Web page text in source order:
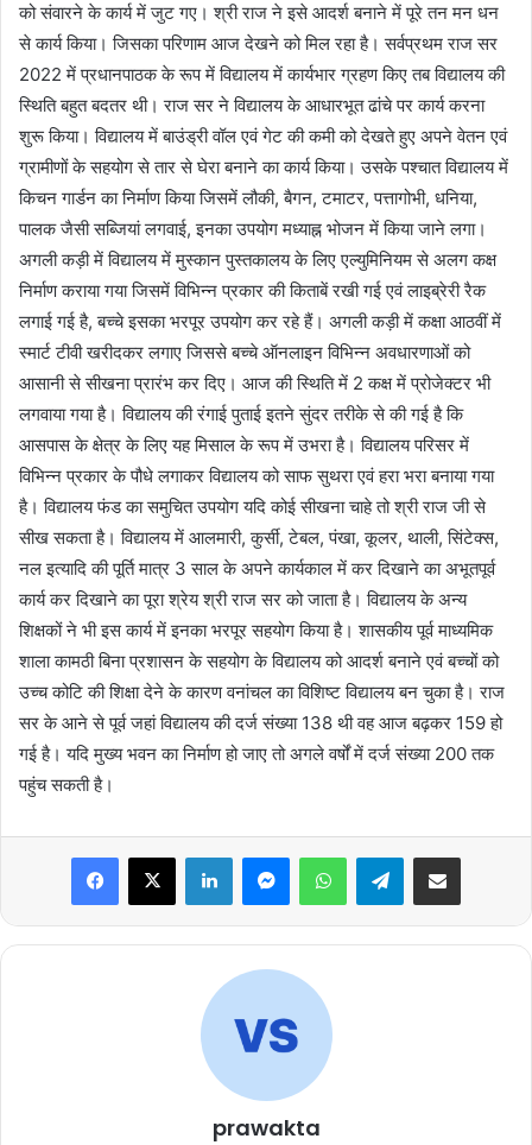
को संवारने के कार्य में जुट गए। श्री राज ने इसे आदर्श बनाने में पूरे तन मन धन
से कार्य किया। जिसका परिणाम आज देखने को मिल रहा है। सर्वप्रथम राज सर
2022 में प्रधानपाठक के रूप में विद्यालय में कार्यभार ग्रहण किए तब विद्यालय की
स्थिति बहुत बदतर थी। राज सर ने विद्यालय के आधारभूत ढांचे पर कार्य करना
शुरू किया। विद्यालय में बाउंड्री वॉल एवं गेट की कमी को देखते हुए अपने वेतन एवं
ग्रामीणों के सहयोग से तार से घेरा बनाने का कार्य किया। उसके पश्चात विद्यालय में
किचन गार्डन का निर्माण किया जिसमें लौकी, बैगन, टमाटर, पत्तागोभी, धनिया,
पालक जैसी सब्जियां लगवाई, इनका उपयोग मध्याह्न भोजन में किया जाने लगा।
अगली कड़ी में विद्यालय में मुस्कान पुस्तकालय के लिए एल्युमिनियम से अलग कक्ष
निर्माण कराया गया जिसमें विभिन्न प्रकार की किताबें रखी गई एवं लाइब्रेरी रैक
लगाई गई है, बच्चे इसका भरपूर उपयोग कर रहे हैं। अगली कड़ी में कक्षा आठवीं में
स्मार्ट टीवी खरीदकर लगाए जिससे बच्चे ऑनलाइन विभिन्न अवधारणाओं को
आसानी से सीखना प्रारंभ कर दिए। आज की स्थिति में 2 कक्ष में प्रोजेक्टर भी
लगवाया गया है। विद्यालय की रंगाई पुताई इतने सुंदर तरीके से की गई है कि
आसपास के क्षेत्र के लिए यह मिसाल के रूप में उभरा है। विद्यालय परिसर में
विभिन्न प्रकार के पौधे लगाकर विद्यालय को साफ सुथरा एवं हरा भरा बनाया गया
है। विद्यालय फंड का समुचित उपयोग यदि कोई सीखना चाहे तो श्री राज जी से
सीख सकता है। विद्यालय में आलमारी, कुर्सी, टेबल, पंखा, कूलर, थाली, सिंटेक्स,
नल इत्यादि की पूर्ति मात्र 3 साल के अपने कार्यकाल में कर दिखाने का अभूतपूर्व
कार्य कर दिखाने का पूरा श्रेय श्री राज सर को जाता है। विद्यालय के अन्य
शिक्षकों ने भी इस कार्य में इनका भरपूर सहयोग किया है। शासकीय पूर्व माध्यमिक
शाला कामठी बिना प्रशासन के सहयोग के विद्यालय को आदर्श बनाने एवं बच्चों को
उच्च कोटि की शिक्षा देने के कारण वनांचल का विशिष्ट विद्यालय बन चुका है। राज
सर के आने से पूर्व जहां विद्यालय की दर्ज संख्या 138 थी वह आज बढ़कर 159 हो
गई है। यदि मुख्य भवन का निर्माण हो जाए तो अगले वर्षों में दर्ज संख्या 200 तक
पहुंच सकती है।
Facebook
X LinkedInMessengerWhatsAppTelegramShare via Email
prawakta